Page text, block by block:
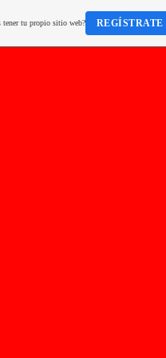
tener tu propio sitio web? REGÍSTRATE